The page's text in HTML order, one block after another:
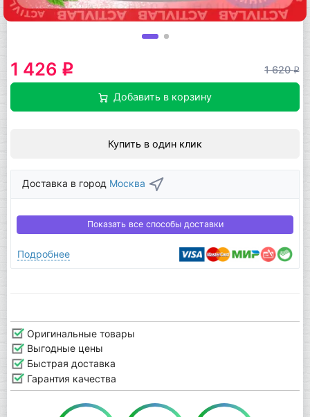
1 426 q 1 620q
Добавить в корзину
Купить в один клик
Доставка в город Москва
Показать все способы доставки
Подробнее
Оригинальные товары
Выгодные цены
Быстрая доставка
Гарантия качества